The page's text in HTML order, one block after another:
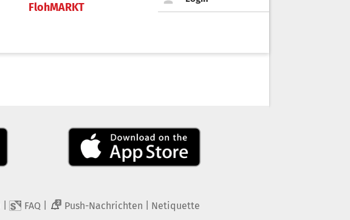
FlohMARKT
FAQ 2 Push-Nachrichten Netiquette